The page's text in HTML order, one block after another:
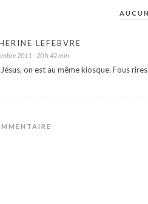
LEFEBVRE
2011 - 20 h 42 min
on est au même kiosque. Fous